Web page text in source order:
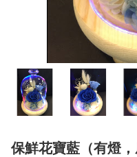
保鮮花寶藍（有燈